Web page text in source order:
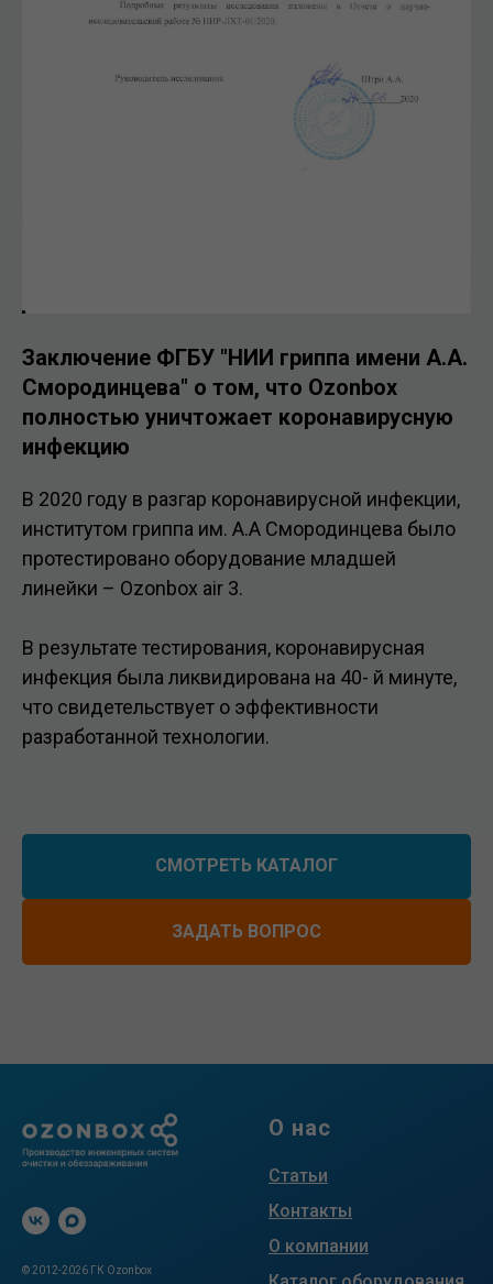
Заключение ФГБУ "НИИ гриппа имени А.А.
Смородинцева" о том, что Ozonbox
полностью уничтожает коронавирусную
инфекцию
В 2020 году в разгар коронавирусной инфекции,
институтом гриппа им. А.А Смородинцева было
протестировано оборудование младшей
линейки – Ozonbox air 3.
В результате тестирования, коронавирусная
инфекция была ликвидирована на 40- й минуте,
что свидетельствует о эффективности
разработанной технологии.
СМОТРЕТЬ КАТАЛОГ
ЗАДАТЬ ВОПРОС
© 2012-2026 ГК Ozonbox
О нас
Статьи
Контакты
О компании